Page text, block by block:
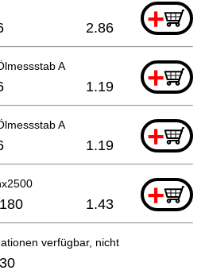
+
2.86
A +
1.19
A +
1.19
+
1.43
verfügbar, nicht bestellbar